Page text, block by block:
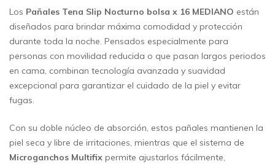
Los Pañales Tena Slip Nocturno bolsa x 16 MEDIANO están
diseñados para brindar máxima comodidad y protección
durante toda la noche. Pensados especialmente para
personas con movilidad reducida o que pasan largos periodos
en cama, combinan tecnología avanzada y suavidad
excepcional para garantizar el cuidado de la piel y evitar
fugas.
Con su doble núcleo de absorción, estos pañales mantienen la
piel seca y libre de irritaciones, mientras que el sistema de
Microganchos Multifix permite ajustarlos fácilmente,